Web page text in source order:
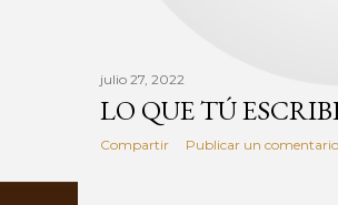
julio 27, 2022
LO QUE TÚ
Compartir Publicar un comentario